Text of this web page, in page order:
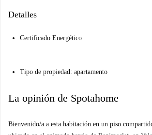
Detalles
Certificado Energético
Tipo de propiedad: apartamento
La opinión de Spotahome
Bienvenido/a a esta habitación en un piso